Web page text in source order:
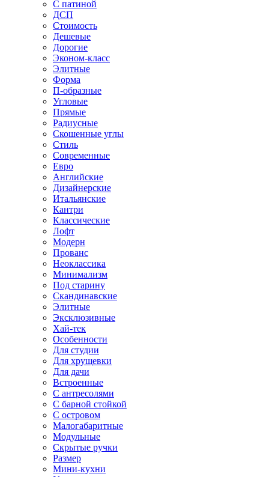
С патиной
ДСП
Стоимость
Дешевые
Дорогие
Эконом-класс
Элитные
Форма
П-образные
Угловые
Прямые
Радиусные
Скошенные углы
Стиль
Современные
Евро
Английские
Дизайнерские
Итальянские
Кантри
Классические
Лофт
Модерн
Прованс
Неоклассика
Минимализм
Под старину
Скандинавские
Элитные
Эксклюзивные
Хай-тек
Особенности
Для студии
Для хрущевки
Для дачи
Встроенные
С антресолями
С барной стойкой
С островом
Малогабаритные
Модульные
Скрытые ручки
Размер
Мини-кухни